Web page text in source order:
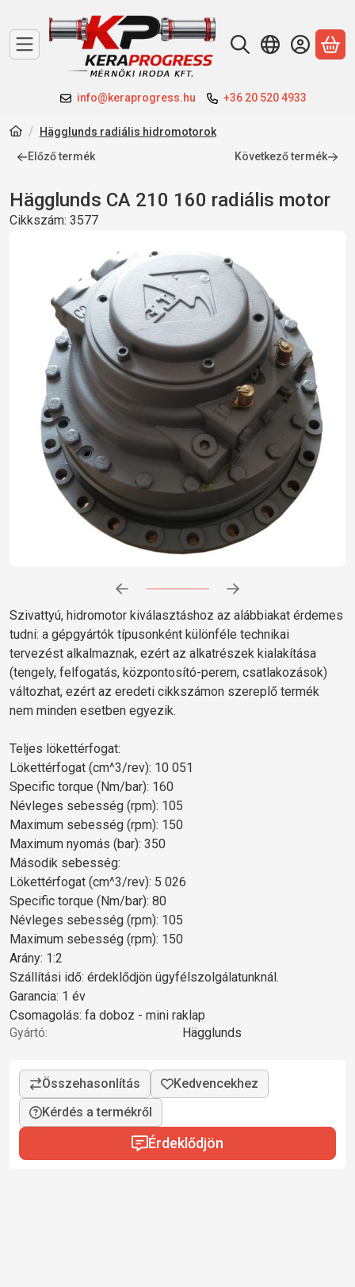
info@keraprogress.hu +36 20 520 4933
A
Hägglunds radiális hidromotorok
Előző termék
Következő termék
Hägglunds CA 210 160 radiális motor
Cikkszám: 3577
Szivattyú, hidromotor kiválasztáshoz az alábbiakat érdemes
tudni: a gépgyártók típusonként különféle technikai
tervezést alkalmaznak, ezért az alkatrészek kialakítása
(tengely, felfogatás, központosító-perem, csatlakozások)
változhat, ezért az eredeti cikkszámon szereplő termék
nem minden esetben egyezik.
Teljes lökettérfogat:
Lökettérfogat (cm^3/rev): 10 051
Specific torque (Nm/bar): 160
Névleges sebesség (rpm): 105
Maximum sebesség (rpm): 150
Maximum nyomás (bar): 350
Második sebesség:
Lökettérfogat (cm^3/rev): 5 026
Specific torque (Nm/bar): 80
Névleges sebesség (rpm): 105
Maximum sebesség (rpm): 150
Arány: 1:2
Szállítási idő: érdeklődjön ügyfélszolgálatunknál.
Garancia: 1 év
Csomagolás: fa doboz - mini raklap
Gyártó:
Hägglunds
Kérdés a termékről
Érdeklődjön